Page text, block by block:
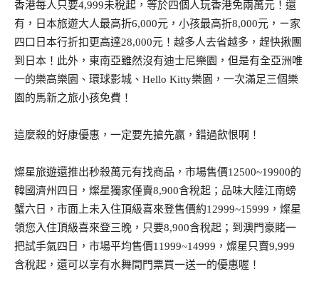
香港每人只要4,999未稅起，等於四個人玩香港免兩萬元！還
有，日本旅遊大人最高折6,000元，小孩最高折8,000元，ㄧ家
四口日本行折扣更高達28,000元！越多人去省越多，趕快揪團
到日本！此外，東南亞雖然沒有迪士尼樂園，但是有全亞洲唯
一的樂高樂園、環球影城、Hello Kitty樂園，一次滿足三個樂
園的馬新之旅小孩免費！
這麼殺的好康優惠，一定要先搶先贏，錯過飲恨啊！
燦星旅遊還推出秒殺萬元有找商品，市場售價12500~19900的
韓國濟州四日，燦星獨家僅賣8,900含稅起；品味大陸江南螃
蟹六日，市面上未入住頂級喜來登售價約12999~15999，燦星
領您入住頂級喜來登三晚，只要8,900含稅起；到澳門豪賭一
把試手氣四日，市場平均售價11999~14999，燦星只賣9,999
含稅起，還可以享有水舞間門票買一送一的優惠喔！